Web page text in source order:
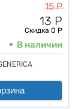
15 Р
13 Р
Скидка 0 Р
В наличии